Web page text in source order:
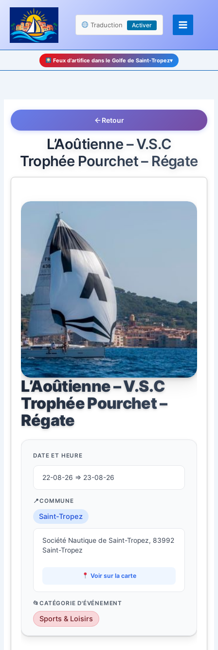
Panneau de gestion des cookies
Aller
contenu
Traduction Activer
Feux d’artifice dans le Golfe de Saint-Tropez▾
Retour
L’Aoûtienne – V.S.C
Trophée Pourchet – Régate
L’Aoûtienne – V.S.C
Trophée Pourchet –
Régate
DATE ET HEURE
22-08-26 ⇒ 23-08-26
COMMUNE
Saint-Tropez
Société Nautique de Saint-Tropez, 83992
Saint-Tropez
Voir sur la carte
CATÉGORIE D'ÉVÉNEMENT
Sports & Loisirs